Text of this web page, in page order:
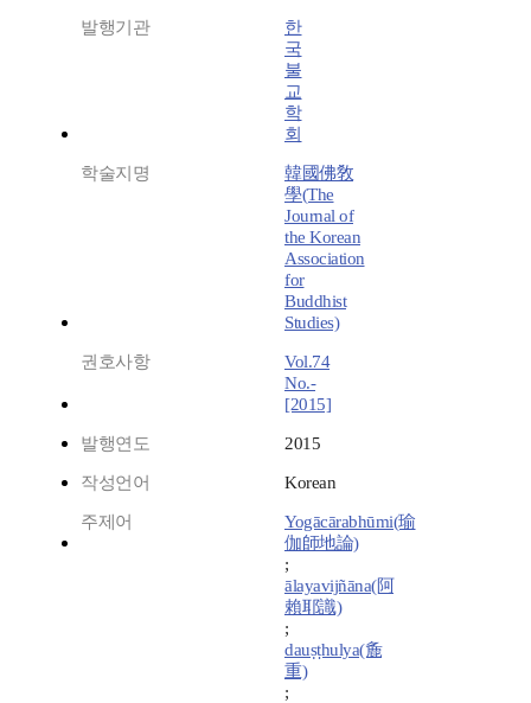
발행기관
한
국
불
교
학
회
학술지명
韓國佛敎
學(The
Journal of
the Korean
Association
for
Buddhist
Studies)
권호사항
Vol.74
No.-
[2015]
발행연도 2015
작성언어 Korean
주제어
Yogācārabhūmi(瑜
伽師地論)
;
ālayavijñāna(阿
賴耶識)
;
dauṣṭhulya(麁
重)
;